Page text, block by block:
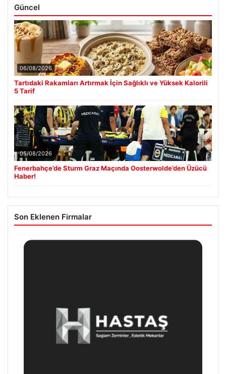
Güncel
06/08/2026
Tartıdaki Rakamları Artırmak İçin Sağlıklı ve Yüksek Kalorili
5 Tarif
05/08/2026
Fenerbahçe’de Sturm Graz Maçında Oosterwolde’den Üzücü
Haber!
Son Eklenen Firmalar